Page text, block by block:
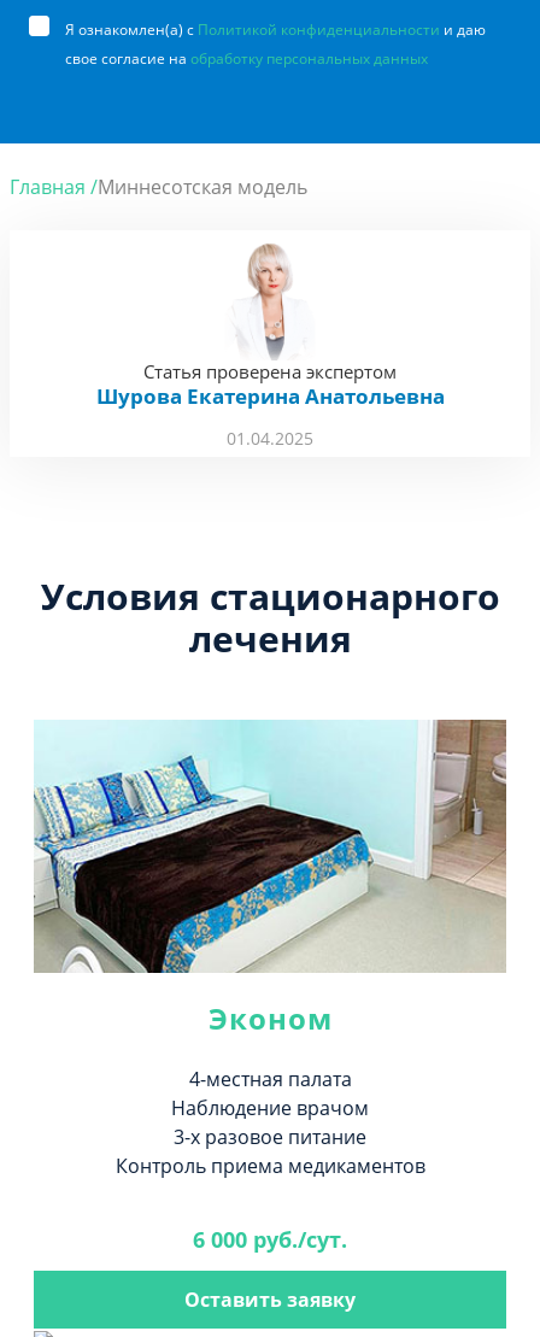
Я ознакомлен(а) с Политикой конфиденциальности и даю
свое согласие на обработку персональных данных
Главная /Миннесотская модель
01.04.2025
Статья проверена экспертом
Шурова Екатерина Анатольевна
Условия стационарного
лечения
Эконом
4-местная палата
Наблюдение врачом
3-х разовое питание
Контроль приема медикаментов
6 000 руб./сут.
Оставить заявку